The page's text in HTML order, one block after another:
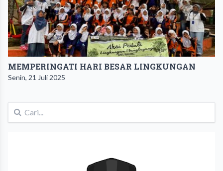
MEMPERINGATI HARI BESAR LINGKUNGAN
Senin, 21 Juli 2025